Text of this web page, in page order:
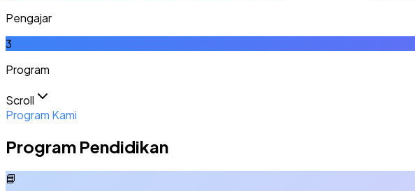
Pengajar
3
Program
Scroll
Program Kami
Program Pendidikan
📘